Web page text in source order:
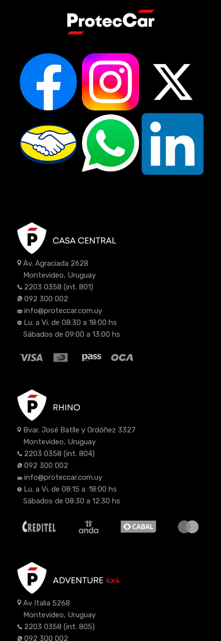
Av. Agraciada 2628
Montevideo, Uruguay
2203 0358 (int. 801)
092 300 002
info@proteccar.com.uy
Lu. a Vi. de 08:30 a 18:00 hs
Sábados de 09:00 a 13:00 hs
Bvar. José Batlle y Ordóñez 3327
Montevideo, Uruguay
2203 0358 (int. 804)
092 300 002
info@proteccar.com.uy
Lu. a Vi. de 08:15 a :18:00 hs
Sábados de 08:30 a 12:30 hs
Av Italia 5268
Montevideo, Uruguay
2203 0358 (int. 805)
092 300 002